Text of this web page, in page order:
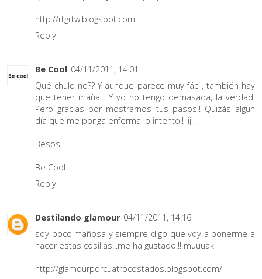
http://rtgrtw.blogspot.com
Reply
Be Cool 04/11/2011, 14:01
Qué chulo no?? Y aunque parece muy fácil, también hay
que tener maña... Y yo no tengo demasada, la verdad.
Pero gracias por mostrarnos tus pasos!! Quizás algun
día que me ponga enferma lo intento!! jiji.
Besos,
Be Cool
Reply
Destilando glamour 04/11/2011, 14:16
soy poco mañosa y siempre digo que voy a ponerme a
hacer estas cosillas...me ha gustado!!! muuuak
http://glamourporcuatrocostados.blogspot.com/